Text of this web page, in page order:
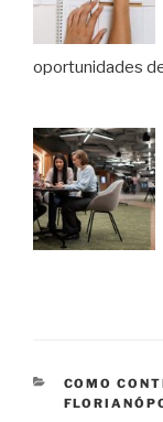
oportunidades
COMO